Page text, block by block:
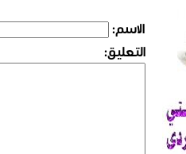
الاسم:
التعليق: